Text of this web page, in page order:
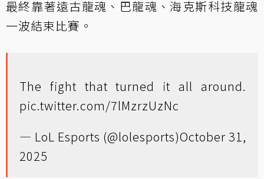
最終靠著遠古龍魂、巴龍魂、海克斯科技龍魂
一波結束比賽。
The fight that turned it all around.
pic.twitter.com/7lMzrzUzNc
— LoL Esports (@lolesports)October 31,
2025